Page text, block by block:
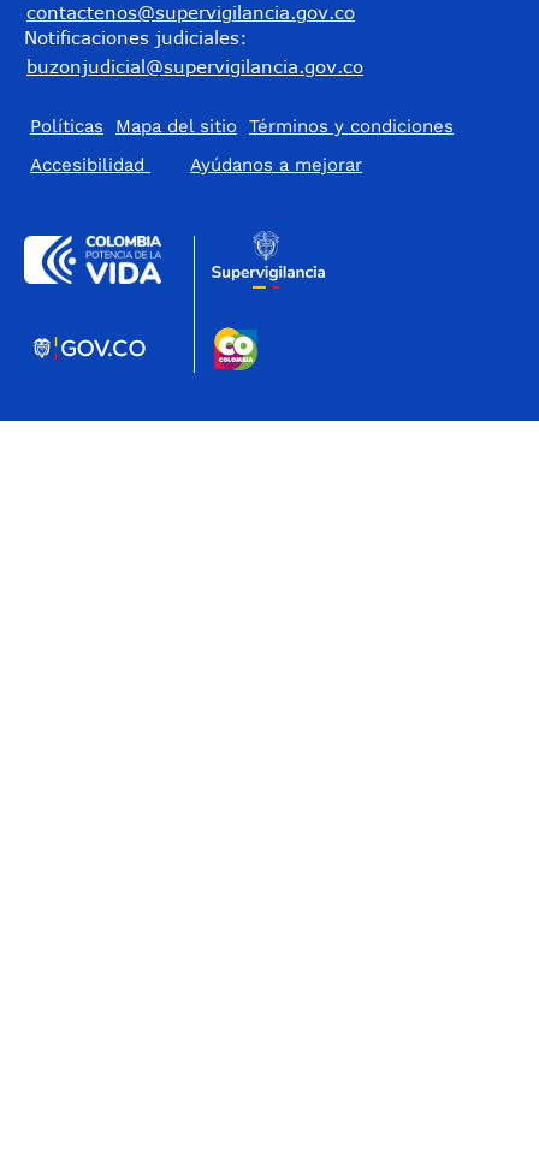
contactenos@supervigilancia.gov.co
Notificaciones judiciales:
buzonjudicial@supervigilancia.gov.co
Políticas Mapa del sitio
Términos y condiciones
Accesibilidad
​Ayúdanos a mejorar